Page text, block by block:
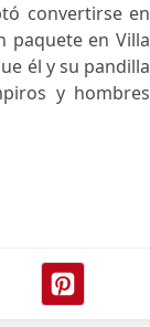
convertirse en
paquete en Villa
él y su pandilla
y hombres